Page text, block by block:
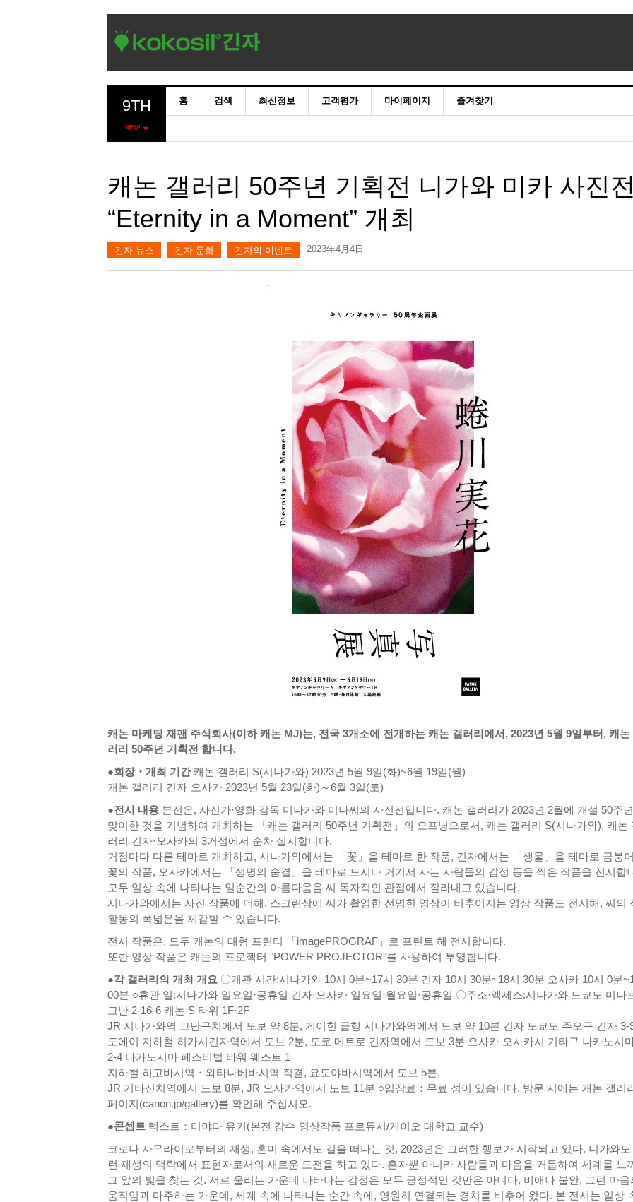
9TH
NEW!
홈 검색 최신정보 고객평가 마이페이지 즐겨찾기
캐논 갤러리 50주년 기획전 니가와 미카 사진
“Eternity in a Moment” 개최
긴자 뉴스 긴자 문화 긴자의 이벤트 2023年4月4日
캐논 마케팅 재팬 주식회사(이하 캐논 MJ)는, 전국 3개소에 전개하는 캐논 갤러리에서, 2023년 5월 9일부터, 캐논
러리 50주년 기획전 합니다.
●회장・개최 기간캐논 갤러리 S(시나가와) 2023년 5월 9일(화)~6월 19일(월)
캐논 갤러리 긴자·오사카 2023년 5월 23일(화)～6월 3일(토)
●전시 내용 본전은, 사진가·영화 감독 미나가와 미나씨의 사진전입니다. 캐논 갤러리가 2023년 2월에 개설 50주
맞이한 것을 기념하여 개최하는 「캐논 갤러리 50주년 기획전」의 오프닝으로서, 캐논 갤러리 S(시나가와), 캐논
러리 긴자·오사카의 3거점에서 순차 실시합니다.
거점마다 다른 테마로 개최하고, 시나가와에서는 「꽃」을 테마로 한 작품, 긴자에서는 「생물」을 테마로 금붕
꽃의 작품, 오사카에서는 「생명의 숨결」을 테마로 도시나 거기서 사는 사람들의 감정 등을 찍은 작품을 전시합
모두 일상 속에 나타나는 일순간의 아름다움을 씨 독자적인 관점에서 잘라내고 있습니다.
시나가와에서는 사진 작품에 더해, 스크린상에 씨가 촬영한 선명한 영상이 비추어지는 영상 작품도 전시해, 씨의
활동의 폭넓은을 체감할 수 있습니다.
전시 작품은, 모두 캐논의 대형 프린터 「imagePROGRAF」로 프린트 해 전시합니다.
또한 영상 작품은 캐논의 프로젝터 "POWER PROJECTOR"를 사용하여 투영합니다.
●각 갤러리의 개최 개요 〇개관 시간:시나가와 10시 0분~17시 30분 긴자 10시 30분~18시 30분 오사카 10시 0분
00분 ○휴관 일:시나가와 일요일·공휴일 긴자·오사카 일요일·월요일·공휴일 〇주소·액세스:시나가와 도쿄도 미나
고난 2-16-6 캐논 S 타워 1F·2F
JR 시나가와역 고난구치에서 도보 약 8분, 게이힌 급행 시나가와역에서 도보 약 10분 긴자 도쿄도 주오구 긴자 3-
도에이 지하철 히가시긴자역에서 도보 2분, 도쿄 메트로 긴자역에서 도보 3분 오사카 오사카시 기타구 나카노시
2-4 나카노시마 페스티벌 타워 웨스트 1
지하철 히고바시역・와타나베바시역 직결, 요도야바시역에서 도보 5분,
JR 기타신치역에서 도보 8분, JR 오사카역에서 도보 11분 ○입장료：무료 성이 있습니다. 방문 시에는 캐논 갤러
페이지(canon.jp/gallery)를 확인해 주십시오.
●콘셉트 텍스트：미야다 유키(본전 감수·영상작품 프로듀서/게이오 대학교 교수)
코로나 사무라이로부터의 재생, 혼미 속에서도 길을 떠나는 것, 2023년은 그러한 행보가 시작되고 있다. 니가와도
런 재생의 맥락에서 표현자로서의 새로운 도전을 하고 있다. 혼자뿐 아니라 사람들과 마음을 거듭하여 세계를 느
그 앞의 빛을 찾는 것. 서로 울리는 가운데 나타나는 감정은 모두 긍정적인 것만은 아니다. 비애나 불안, 그런 마음
움직임과 마주하는 가운데, 세계 속에 나타나는 순간 속에, 영원히 연결되는 경치를 비추어 왔다. 본 전시는 일상